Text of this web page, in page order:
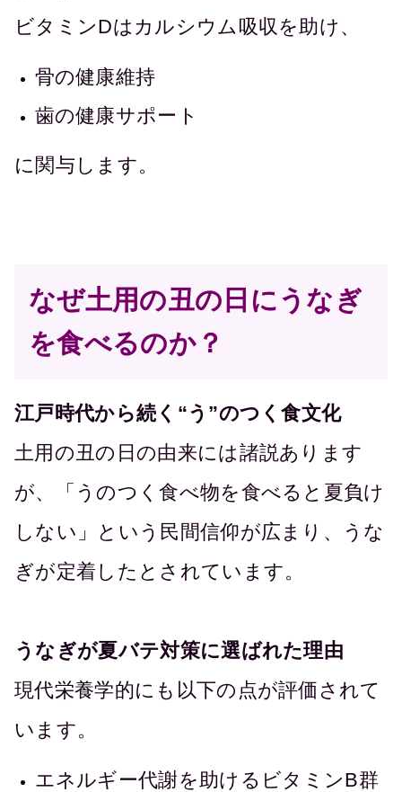
ビタミンDはカルシウム吸収を助け、
骨の健康維持
歯の健康サポート
に関与します。
なぜ土用の丑の日にうなぎ
を食べるのか？
江戸時代から続く“う”のつく食文化
土用の丑の日の由来には諸説あります
が、「うのつく食べ物を食べると夏負け
しない」という民間信仰が広まり、うな
ぎが定着したとされています。
うなぎが夏バテ対策に選ばれた理由
現代栄養学的にも以下の点が評価されて
います。
エネルギー代謝を助けるビタミンB群